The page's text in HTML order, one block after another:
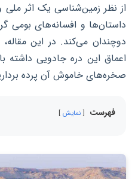
از نظر زمین‌شناسی یک اثر ملی
داستان‌ها و افسانه‌های بومی
دوچندان می‌کند. در این
اعماق این دره جادویی داشته
صخره‌های خاموش آن پرده
فهرست نمایش